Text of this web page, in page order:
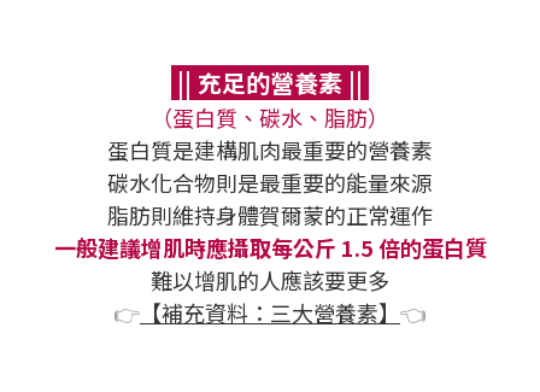
|| 充足的營養素 ||
（蛋白質、碳水、脂肪）
蛋白質是建構肌肉最重要的營養素
碳水化合物則是最重要的能量來源
脂肪則維持身體賀爾蒙的正常運作
一般建議增肌時應攝取每公斤 1.5 倍的蛋白質
難以增肌的人應該要更多
👉 【補充資料：三大營養素】 👈